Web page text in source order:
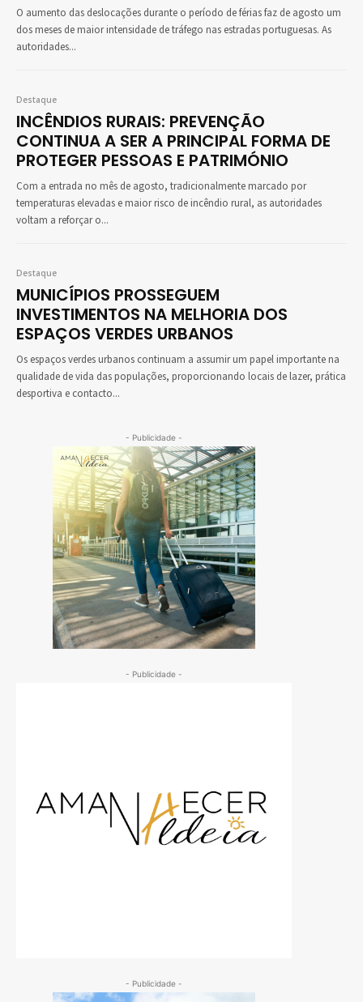
O aumento das deslocações durante o período de férias faz de agosto um
dos meses de maior intensidade de tráfego nas estradas portuguesas. As
autoridades...
Destaque
INCÊNDIOS RURAIS: PREVENÇÃO
CONTINUA A SER A PRINCIPAL FORMA DE
PROTEGER PESSOAS E PATRIMÓNIO
Com a entrada no mês de agosto, tradicionalmente marcado por
temperaturas elevadas e maior risco de incêndio rural, as autoridades
voltam a reforçar o...
Destaque
MUNICÍPIOS PROSSEGUEM
INVESTIMENTOS NA MELHORIA DOS
ESPAÇOS VERDES URBANOS
Os espaços verdes urbanos continuam a assumir um papel importante na
qualidade de vida das populações, proporcionando locais de lazer, prática
desportiva e contacto...
- Publicidade -
- Publicidade -
- Publicidade -